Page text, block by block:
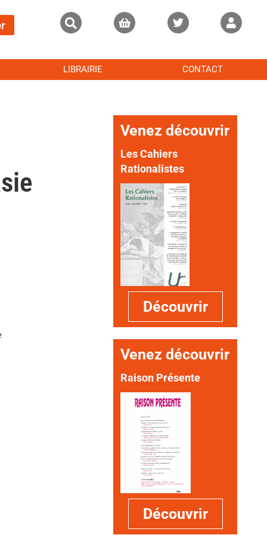
LIBRAIRIE CONTACT
Venez découvrir
Les Cahiers
Rationalistes
Découvrir
Venez découvrir
Raison Présente
Découvrir